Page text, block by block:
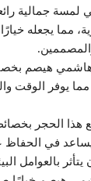
لمسة جمالية
مما يجعله
هاشمي هيصم
يوفر الوقت
هذا الحجر
يساعد في
بالعوامل